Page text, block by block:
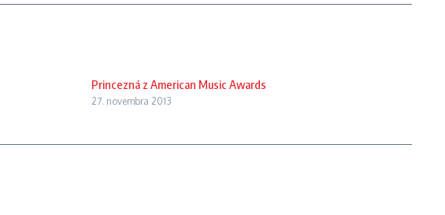
Princezná z American Music Awards
27. novembra 2013